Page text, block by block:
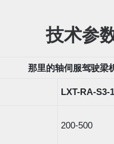
技术参
那里的轴伺服驾驶梁
LXT-RA-S3-
200-500